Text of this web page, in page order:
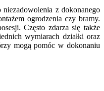
z dokonanego
ogrodzenia czy bramy.
Często zdarza się także
wymiarach działki oraz
mogą pomóc w dokonaniu